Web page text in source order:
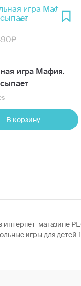
игра Мафия.
В корзину
интернет-
игры для